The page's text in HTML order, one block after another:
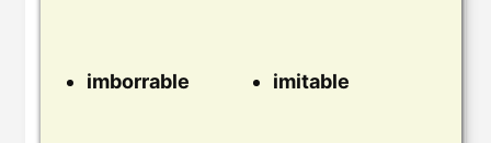
imborrable imitable